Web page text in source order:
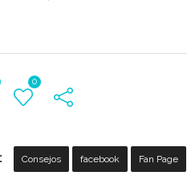
0
Consejos facebook Fan Page